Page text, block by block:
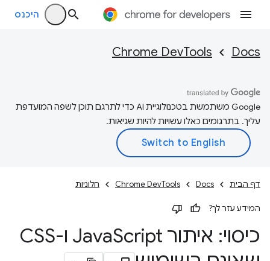
היכנס
Docs
Chrome DevTools
‫Google משתמשת בטכנולוגיית AI כדי לתרגם תוכן לשפה המועדפת
עליך. בתרגומים כאלו עשויות להיות שגיאות.
דף הבית Docs
Chrome DevTools חלוניות
המידע עזר לך?
כיסוי: איתור Java
Script ו-CSS